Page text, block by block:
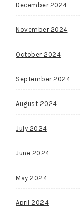
December 2024
November 2024
October 2024
September 2024
August 2024
July 2024
June 2024
May 2024
April 2024